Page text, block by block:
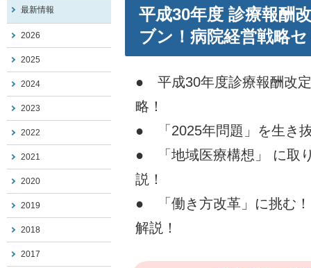
平成30年度 診療報酬
ブン！病院経営戦略
● 平成30年度診療報酬改
略！
● 「2025年問題」を生き
● 「地域医療構想」 に取
説！
● 「働き方改革」に挑む
解説！
最新情報
2026
2025
2024
2023
2022
2021
2020
2019
2018
2017